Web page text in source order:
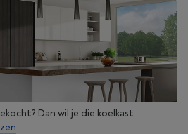
Dan wil je die koelkast